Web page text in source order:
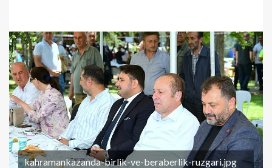
kahramankazanda-birlik-ve-beraberlik-ruzgari.jpg